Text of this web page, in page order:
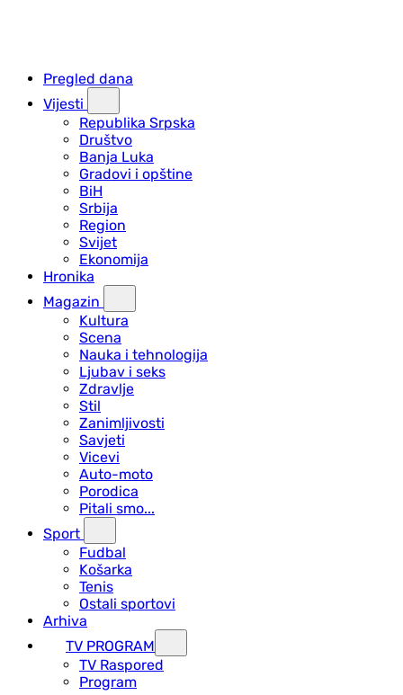
Pregled dana
Vijesti
Republika Srpska
Društvo
Banja Luka
Gradovi i opštine
BiH
Srbija
Region
Svijet
Ekonomija
Hronika
Magazin
Kultura
Scena
Nauka i tehnologija
Ljubav i seks
Zdravlje
Stil
Zanimljivosti
Savjeti
Vicevi
Auto-moto
Porodica
Pitali smo...
Sport
Fudbal
Košarka
Tenis
Ostali sportovi
Arhiva
TV PROGRAM
ТV Raspored
Program